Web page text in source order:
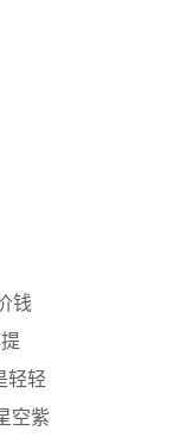
钱
提
轻轻
空紫